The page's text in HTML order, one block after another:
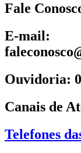
Fale
E-mail:
Ouvidoria:
Canais de
Telefones